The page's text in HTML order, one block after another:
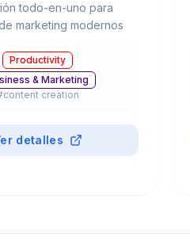
todo-en-uno para
marketing modernos
Productivity
& Marketing
content creation
detalles